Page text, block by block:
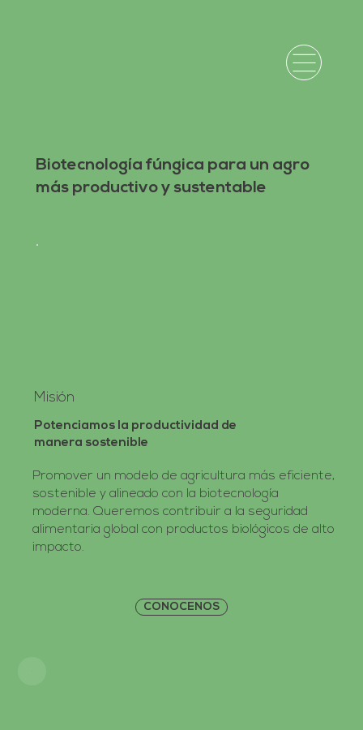
Biotecnología fúngica para un agro
más productivo y sustentable
Misión
Potenciamos la productividad de
manera sostenible
Promover un modelo de agricultura más eficiente,
sostenible y alineado con la biotecnología
moderna. Queremos contribuir a la seguridad
alimentaria global con productos biológicos de alto
impacto.
CONOCENOS